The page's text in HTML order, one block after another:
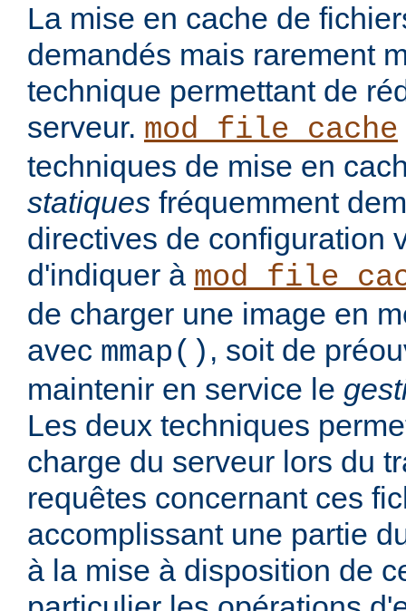
La mise en cache de
demandés mais rarement
technique permettant de
serveur. mod_file_cache
techniques de mise en
statiques fréquemment
directives de configuration
d'indiquer à
de charger une image en
avec mmap() , soit de
maintenir en service le
Les deux techniques
charge du serveur lors du
requêtes concernant ces
accomplissant une partie
à la mise à disposition de